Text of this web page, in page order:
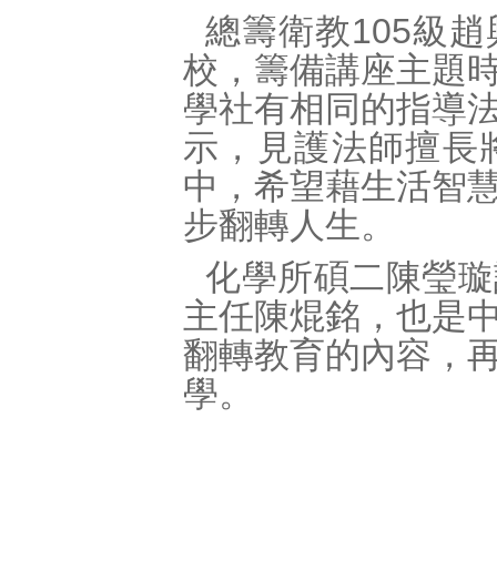
總籌衛教105級
校，籌備講座主題
學社有相同的指導
示，見護法師擅長
中，希望藉生活智
步翻轉人生。
化學所碩二陳瑩
主任陳焜銘，也是
翻轉教育的內容，
學。